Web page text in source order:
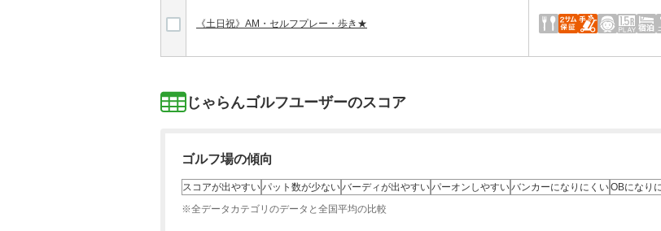
《土日祝》AM・セルフプレー・歩き★
じゃらんゴルフユーザーのスコア
ゴルフ場の傾向
スコアが出やすいパット数が少ないバーディが出やすいパーオンしやすいバンカーになりにくいOBになり
※全データカテゴリのデータと全国平均の比較